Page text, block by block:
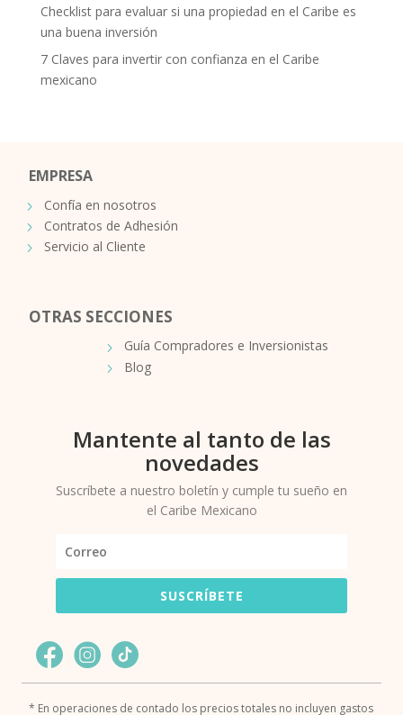
Checklist para evaluar si una propiedad en el Caribe es
una buena inversión
7 Claves para invertir con confianza en el Caribe
mexicano
EMPRESA
Confía en nosotros
Contratos de Adhesión
Servicio al Cliente
OTRAS SECCIONES
Guía Compradores e Inversionistas
Blog
Mantente al tanto de las
novedades
Suscríbete a nuestro boletín y cumple tu sueño en
el Caribe Mexicano
SUSCRÍBETE
* En operaciones de contado los precios totales no incluyen gastos